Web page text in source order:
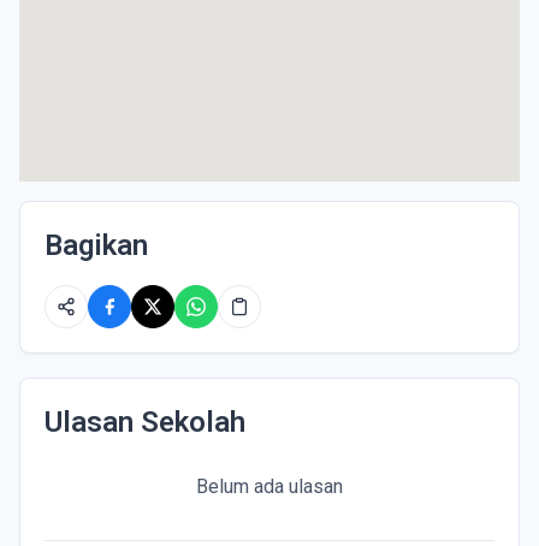
Bagikan
Ulasan Sekolah
Belum ada ulasan